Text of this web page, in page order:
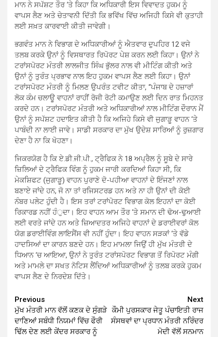
ਮਾਨ ਨੇ ਸਪੱਸ਼ਟ ਤੌਰ ‘ਤੇ ਕਿਹਾ ਕਿ ਅਧਿਕਾਰੀ ਇਸ ਵਿਵਾਦਤ ਹੁਕਮ ਨੂੰ
ਵਾਪਸ ਲੈਣ ਅਤੇ ਚੇਤਾਵਨੀ ਦਿੱਤੀ ਕਿ ਭਵਿੱਖ ਵਿੱਚ ਅਜਿਹੀ ਕਿਸੇ ਵੀ ਕੁਤਾਹੀ
ਲਈ ਸਖ਼ਤ ਕਾਰਵਾਈ ਕੀਤੀ ਜਾਵੇਗੀ।
ਭਗਵੰਤ ਮਾਨ ਨੇ ਵਿਭਾਗ ਦੇ ਅਧਿਕਾਰੀਆਂ ਨੂੰ ਐਤਵਾਰ ਦੁਪਹਿਰ 12 ਵਜੇ
ਤਲਬ ਕਰਕੇ ਉਨਾਂ ਨੂੰ ਵਿਸਥਾਰਤ ਰਿਪੋਰਟ ਪੇਸ਼ ਕਰਨ ਲਈ ਕਿਹਾ। ਉਨਾਂ ਨੇ
ਟਰਾਂਸਪੋਰਟ ਮੰਤਰੀ ਲਾਲਜੀਤ ਸਿੰਘ ਭੁੱਲਰ ਨਾਲ ਵੀ ਮੀਟਿੰਗ ਕੀਤੀ ਅਤੇ
ਉਨਾਂ ਨੂੰ ਤੁਰੰਤ ਪ੍ਰਭਾਵ ਨਾਲ ਇਹ ਹੁਕਮ ਵਾਪਸ ਲੈਣ ਲਈ ਕਿਹਾ। ਉਨਾਂ
ਟਰਾਂਸਪੋਰਟ ਮੰਤਰੀ ਨੂੰ ਮਿਲਣ ਉਪਰੰਤ ਟਵੀਟ ਕੀਤਾ, “ਪੰਜਾਬ ਦੇ ਹਜ਼ਾਰਾਂ
ਲੋਕ ਕੰਮ ਚਲਾਊ ਵਾਹਨਾਂ ਰਾਹੀਂ ਰੋਜੀ ਰੋਟੀ ਕਮਾਉਣ ਲਈ ਦਿਨ ਰਾਤ ਮਿਹਨਤ
ਕਰਦੇ ਹਨ। ਟਰਾਂਸਪੋਰਟ ਮੰਤਰੀ ਅਤੇ ਅਧਿਕਾਰੀਆਂ ਨਾਲ ਮੀਟਿੰਗ ਦੌਰਾਨ ਮੈਂ
ਉਨਾਂ ਨੂੰ ਸਪੱਸ਼ਟ ਹਦਾਇਤ ਕੀਤੀ ਹੈ ਕਿ ਅਜਿਹੇ ਕਿਸੇ ਵੀ ਜੁਗਾੜੂ ਵਾਹਨ ‘ਤੇ
ਪਾਬੰਦੀ ਨਾ ਲਾਈ ਜਾਵੇ। ਸਾਡੀ ਸਰਕਾਰ ਦਾ ਮੁੱਖ ਉਦੇਸ਼ ਸਾਰਿਆਂ ਨੂੰ ਰੁਜ਼ਗਾਰ
ਦੇਣਾ ਹੈ ਨਾ ਕਿ ਖੋਹਣਾ।
ਜਿਕਰਯੋਗ ਹੈ ਕਿ ਏ.ਡੀ.ਜੀ.ਪੀ., ਟ੍ਰੈਫਿਕ ਨੇ 18 ਅਪ੍ਰੈਲ ਨੂੰ ਸੂਬੇ ਦੇ ਸਾਰੇ
ਜ਼ਿਲਿਆਂ ਦੇ ਟ੍ਰੈਫਿਕ ਵਿੰਗ ਨੂੰ ਹੁਕਮ ਜਾਰੀ ਕਰਦਿਆਂ ਕਿਹਾ ਸੀ, ਕਿ
ਮੇਕਸ਼ਿਫਟ (ਜੁਗਾੜੂ) ਵਾਹਨ ਪੁਰਾਣੇ ਦੋ-ਪਹੀਆ ਵਾਹਨਾਂ ਦੇ ਇੰਜਣਾਂ ਨਾਲ
ਬਣਾਏ ਜਾਂਦੇ ਹਨ, ਜੋ ਨਾ ਤਾਂ ਰਜਿਸਟਰਡ ਹਨ ਅਤੇ ਨਾ ਹੀ ਉਨਾਂ ਦੀ ਕੋਈ
ਨੰਬਰ ਪਲੇਟ ਹੁੰਦੀ ਹੈ। ਇਸ ਤਰਾਂ ਟਰਾਂਪੋਰਟ ਵਿਭਾਗ ਕੋਲ ਇਹਨਾਂ ਦਾ ਕੋਈ
ਰਿਕਾਰਡ ਨਹੀਂ ਹੰੁਦਾ। ਇਹ ਵਾਹਨ ਆਮ ਤੌਰ ‘ਤੇ ਸਮਾਨ ਦੀ ਢੋਅ-ਢੁਆਈ
ਲਈ ਵਰਤੇ ਜਾਂਦੇ ਹਨ ਅਤੇ ਜ਼ਿਆਦਤਰ ਅਜਿਹੇ ਵਾਹਨਾਂ ਦੇ ਡਰਾਈਵਰਾਂ ਕੋਲ
ਯੋਗ ਡਰਾਈਵਿੰਗ ਲਾਇਸੈਂਸ ਵੀ ਨਹੀਂ ਹੁੰਦਾ। ਇਹ ਵਾਹਨ ਸੜਕਾਂ ‘ਤੇ ਵੱਡੇ
ਹਾਦਸਿਆਂ ਦਾ ਕਾਰਨ ਬਣਦੇ ਹਨ। ਇਹ ਮਾਮਲਾ ਜਿਉਂ ਹੀ ਮੁੱਖ ਮੰਤਰੀ ਦੇ
ਧਿਆਨ ‘ਚ ਆਇਆ, ਉਨਾਂ ਨੇ ਤੁਰੰਤ ਟਰਾਂਸਪੋਰਟ ਵਿਭਾਗ ਤੋਂ ਰਿਪੋਰਟ ਮੰਗੀ
ਅਤੇ ਮਾਮਲੇ ਦਾ ਸਖਤ ਨੋਟਿਸ ਲੈਂਦਿਆਂ ਅਧਿਕਾਰੀਆਂ ਨੂੰ ਤਲਬ ਕਰਕੇ ਹੁਕਮ
ਵਾਪਸ ਲੈਣ ਦੇ ਨਿਰਦੇਸ਼ ਦਿੱਤੇ।
Continue
Reading
Previous
ਮੁੱਖ ਮੰਤਰੀ ਮਾਨ ਵੱਲੋਂ ਕਣਕ ਦੇ ਸੁੰਗੜੇ
ਦਾਣਿਆਂ ਸਬੰਧੀ ਨਿਯਮਾਂ ਵਿੱਚ ਫੌਰੀ
ਢਿੱਲ ਦੇਣ ਲਈ ਕੇਂਦਰ ਸਰਕਾਰ ਨੂੰ
Next
ਕੌਮੀ ਪੁਰਸਕਾਰ ਜੇਤੂ ਪੰਚਾਇਤੀ ਰਾਜ
ਸੰਸਥਵਾਂ ਦਾ ਪ੍ਰਧਾਨ ਮੰਤਰੀ ਨਰਿੰਦਰ
ਮੋਦੀ ਵੱਲੋਂ ਸਨਮਾਨ